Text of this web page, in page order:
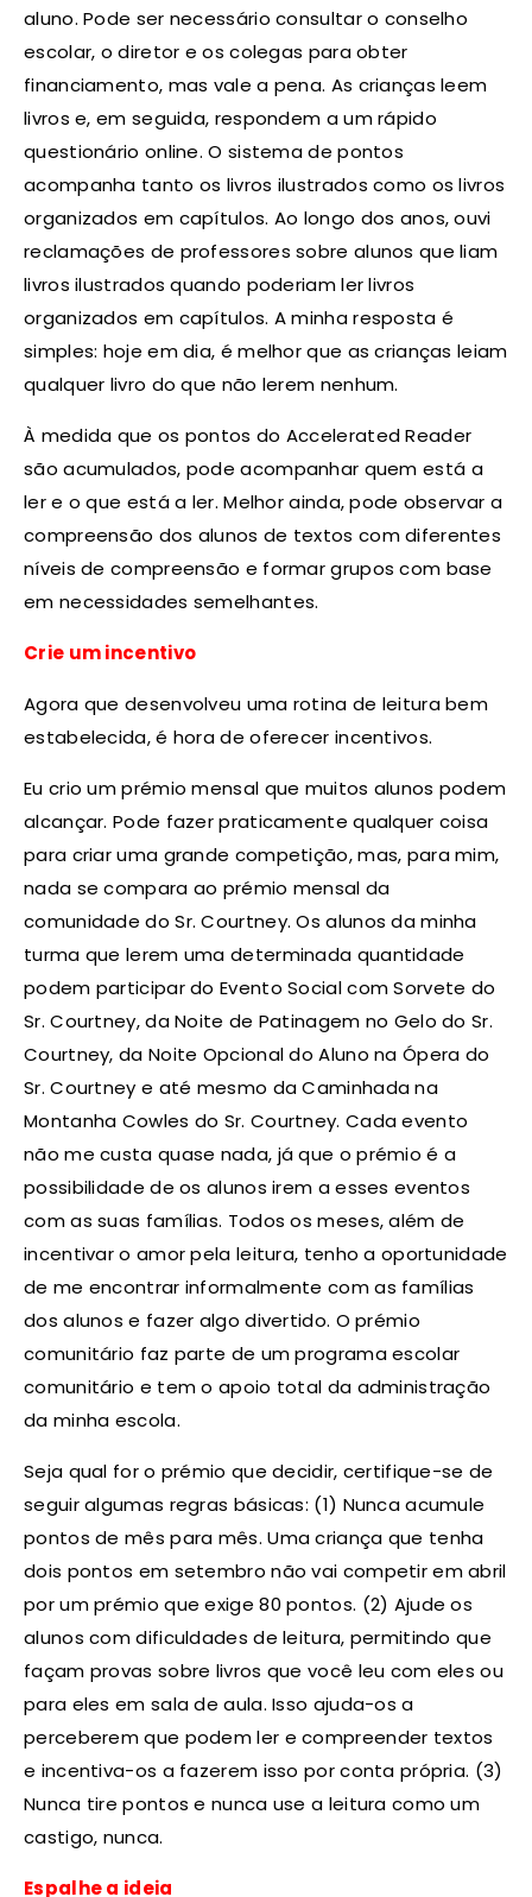
aluno. Pode ser necessário consultar o conselho
escolar, o diretor e os colegas para obter
financiamento, mas vale a pena. As crianças leem
livros e, em seguida, respondem a um rápido
questionário online. O sistema de pontos
acompanha tanto os livros ilustrados como os livros
organizados em capítulos. Ao longo dos anos, ouvi
reclamações de professores sobre alunos que liam
livros ilustrados quando poderiam ler livros
organizados em capítulos. A minha resposta é
simples: hoje em dia, é melhor que as crianças leiam
qualquer livro do que não lerem nenhum.
À medida que os pontos do Accelerated Reader
são acumulados, pode acompanhar quem está a
ler e o que está a ler. Melhor ainda, pode observar a
compreensão dos alunos de textos com diferentes
níveis de compreensão e formar grupos com base
em necessidades semelhantes.
Crie um incentivo
Agora que desenvolveu uma rotina de leitura bem
estabelecida, é hora de oferecer incentivos.
Eu crio um prémio mensal que muitos alunos podem
alcançar. Pode fazer praticamente qualquer coisa
para criar uma grande competição, mas, para mim,
nada se compara ao prémio mensal da
comunidade do Sr. Courtney. Os alunos da minha
turma que lerem uma determinada quantidade
podem participar do Evento Social com Sorvete do
Sr. Courtney, da Noite de Patinagem no Gelo do Sr.
Courtney, da Noite Opcional do Aluno na Ópera do
Sr. Courtney e até mesmo da Caminhada na
Montanha Cowles do Sr. Courtney. Cada evento
não me custa quase nada, já que o prémio é a
possibilidade de os alunos irem a esses eventos
com as suas famílias. Todos os meses, além de
incentivar o amor pela leitura, tenho a oportunidade
de me encontrar informalmente com as famílias
dos alunos e fazer algo divertido. O prémio
comunitário faz parte de um programa escolar
comunitário e tem o apoio total da administração
da minha escola.
Seja qual for o prémio que decidir, certifique-se de
seguir algumas regras básicas: (1) Nunca acumule
pontos de mês para mês. Uma criança que tenha
dois pontos em setembro não vai competir em abril
por um prémio que exige 80 pontos. (2) Ajude os
alunos com dificuldades de leitura, permitindo que
façam provas sobre livros que você leu com eles ou
para eles em sala de aula. Isso ajuda-os a
perceberem que podem ler e compreender textos
e incentiva-os a fazerem isso por conta própria. (3)
Nunca tire pontos e nunca use a leitura como um
castigo, nunca.
Espalhe a ideia